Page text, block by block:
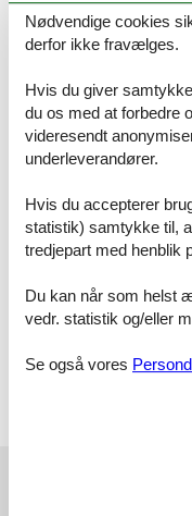
Das Schlafzimmer ist
Doppelbett, einem
kann. Das Badezimmer
Familien mit kleinen
einem Strandspaziergang.
Möglichkeiten, den
im Preis enthaltener
können Sie sich von
Urlaub an der Ostsee in
Info:
Die Ferienwohnung
oder bringen Ihre eigene
Nødvendige cookies
derfor ikke fravælges.
Hvis du giver
du os med at forbedre
videresendt
underleverandører.
Hvis du accepterer
statistik) samtykke til,
tredjepart med henblik
Du kan når som helst
vedr. statistik og/eller
Se også vores